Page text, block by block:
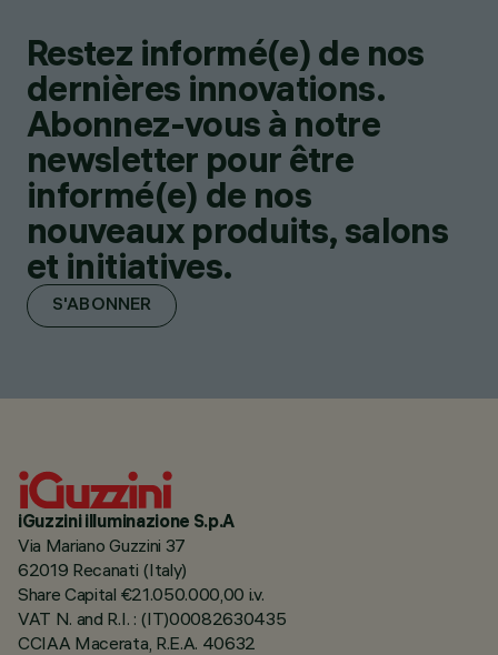
Restez informé(e) de nos
dernières innovations.
Abonnez-vous à notre
newsletter pour être
informé(e) de nos
nouveaux produits, salons
et initiatives.
S'ABONNER
iGuzzini illuminazione S.p.A
Via Mariano Guzzini 37
62019 Recanati (Italy)
Share Capital €21.050.000,00 i.v.
VAT N. and R.I. : (IT)00082630435
CCIAA Macerata, R.E.A. 40632